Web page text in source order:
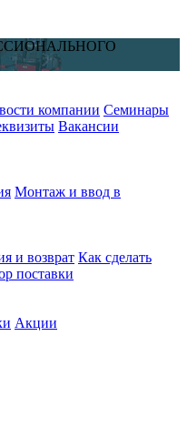
компании Семинары
Вакансии
Монтаж и ввод в
и возврат Как сделать
поставки
Акции